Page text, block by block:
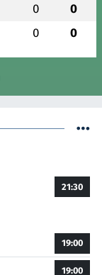
0 0
0 0
21:30
19:00
19:00